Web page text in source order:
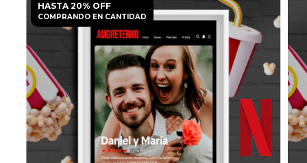
HASTA 20% OFF
COMPRANDO EN CANTIDAD